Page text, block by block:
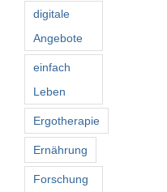
digitale
Angebote
einfach
Leben
Ergotherapie
Ernährung
Forschung